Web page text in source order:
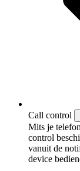
Call control
Mits je
control
vanuit de
device